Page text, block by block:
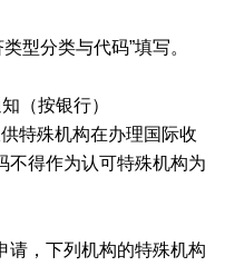
型分类与代码”填写。
（按银行）
特殊机构在办理国际收
不得作为认可特殊机构为
请，下列机构的特殊机构